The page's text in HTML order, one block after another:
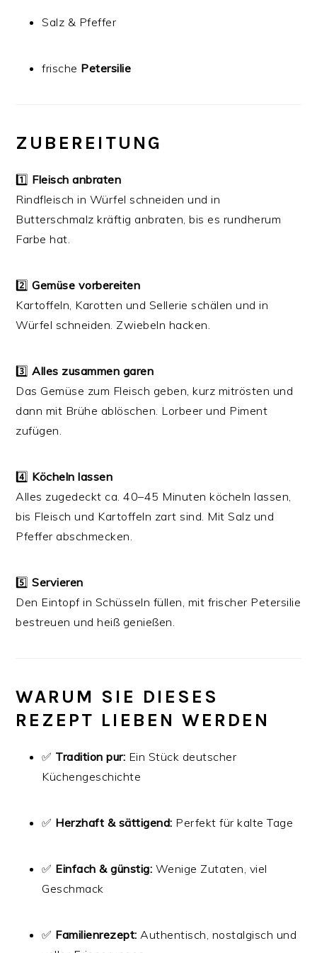
Salz & Pfeffer
frische Petersilie
ZUBEREITUNG
1️⃣ Fleisch anbraten
Rindfleisch in Würfel schneiden und in
Butterschmalz kräftig anbraten, bis es rundherum
Farbe hat.
2️⃣Gemüse vorbereiten
Kartoffeln, Karotten und Sellerie schälen und in
Würfel schneiden. Zwiebeln hacken.
3️⃣Alles zusammen garen
Das Gemüse zum Fleisch geben, kurz mitrösten und
dann mit Brühe ablöschen. Lorbeer und Piment
zufügen.
4️⃣ Köcheln lassen
Alles zugedeckt ca. 40–45 Minuten köcheln lassen,
bis Fleisch und Kartoffeln zart sind. Mit Salz und
Pfeffer abschmecken.
5️⃣Servieren
Den Eintopf in Schüsseln füllen, mit frischer Petersilie
bestreuen und heiß genießen.
WARUM SIE DIESES
REZEPT LIEBEN WERDEN
✅ Tradition pur: Ein Stück deutscher
Küchengeschichte
✅ Herzhaft & sättigend: Perfekt für kalte Tage
✅ Einfach & günstig: Wenige Zutaten, viel
Geschmack
✅ Familienrezept: Authentisch, nostalgisch und